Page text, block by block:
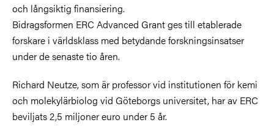
och långsiktig finansiering.
Bidragsformen ERC Advanced Grant ges till etablerade
forskare i världsklass med betydande forskningsinsatser
under de senaste tio åren.
Richard Neutze, som är professor vid institutionen för kemi
och molekylärbiolog vid Göteborgs universitet, har av ERC
beviljats 2,5 miljoner euro under 5 år.